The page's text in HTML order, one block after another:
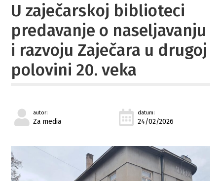
U zaječarskoj biblioteci
predavanje o naseljavanju
i razvoju Zaječara u drugoj
polovini 20. veka
autor:
Za media
datum:
24/02/2026